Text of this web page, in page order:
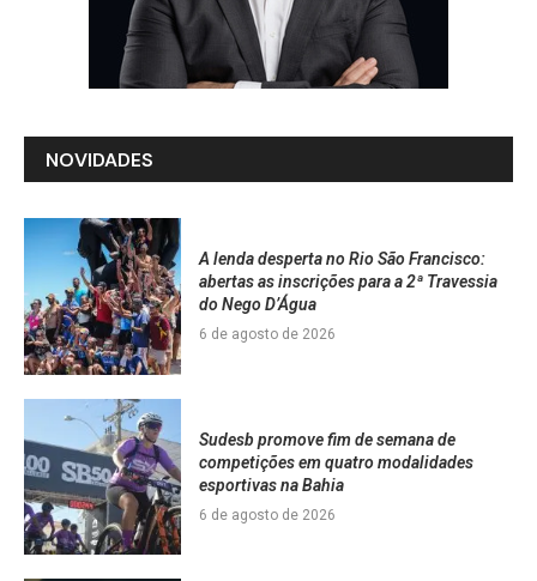
NOVIDADES
A lenda desperta no Rio São Francisco:
abertas as inscrições para a 2ª Travessia
do Nego D’Água
6 de agosto de 2026
Sudesb promove fim de semana de
competições em quatro modalidades
esportivas na Bahia
6 de agosto de 2026